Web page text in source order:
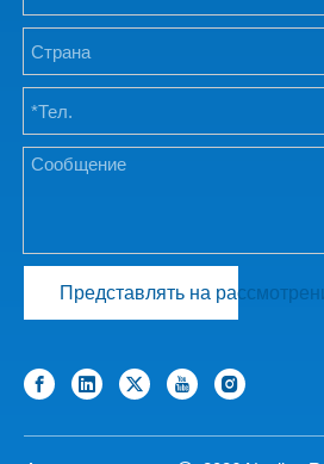
Представлять на